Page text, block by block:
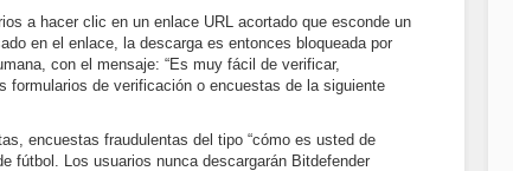
a hacer clic en un enlace URL acortado que esconde un
en el enlace, la descarga es entonces bloqueada por
con el mensaje: “Es muy fácil de verificar,
formularios de verificación o encuestas de la siguiente
encuestas fraudulentas del tipo “cómo es usted de
fútbol. Los usuarios nunca descargarán Bitdefender